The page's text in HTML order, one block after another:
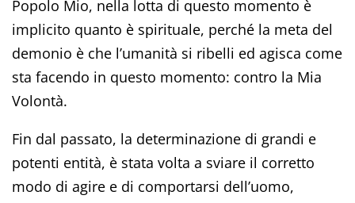
Popolo Mio, nella lotta di questo momento è
implicito quanto è spirituale, perché la meta del
demonio è che l’umanità si ribelli ed agisca come
sta facendo in questo momento: contro la Mia
Volontà.
Fin dal passato, la determinazione di grandi e
potenti entità, è stata volta a sviare il corretto
modo di agire e di comportarsi dell’uomo,